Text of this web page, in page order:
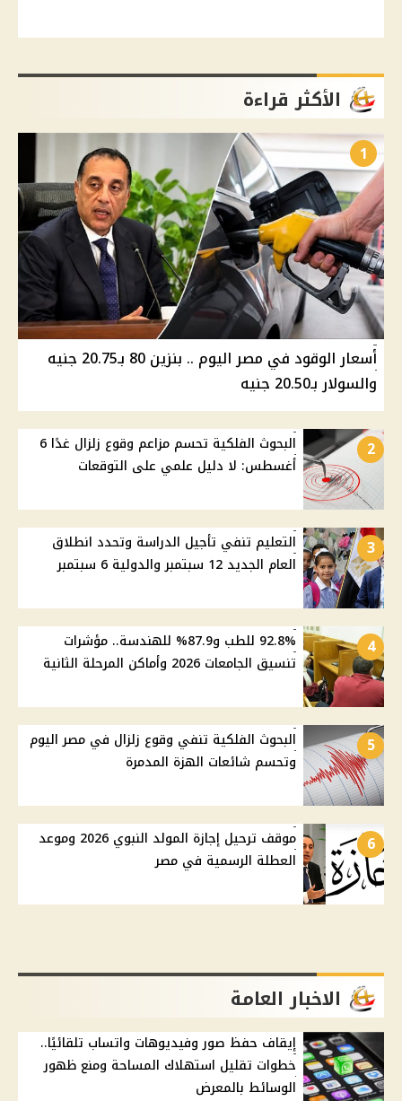
الأكثر قراءة
1
أسعار الوقود في مصر اليوم .. بنزين 80 بـ20.75 جنيه
والسولار بـ20.50 جنيه
2
البحوث الفلكية تحسم مزاعم وقوع زلزال غدًا 6
أغسطس: لا دليل علمي على التوقعات
3
التعليم تنفي تأجيل الدراسة وتحدد انطلاق
العام الجديد 12 سبتمبر والدولية 6 سبتمبر
4
92.8% للطب و87.9% للهندسة.. مؤشرات
تنسيق الجامعات 2026 وأماكن المرحلة الثانية
5
البحوث الفلكية تنفي وقوع زلزال في مصر اليوم
وتحسم شائعات الهزة المدمرة
6
موقف ترحيل إجازة المولد النبوي 2026 وموعد
العطلة الرسمية في مصر
الاخبار العامة
إيقاف حفظ صور وفيديوهات واتساب تلقائيًا..
خطوات تقليل استهلاك المساحة ومنع ظهور
الوسائط بالمعرض